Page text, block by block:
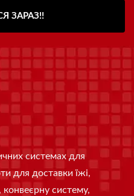
ЗАРАЗ!!
системах для
для доставки їжі,
конвеєрну систему,